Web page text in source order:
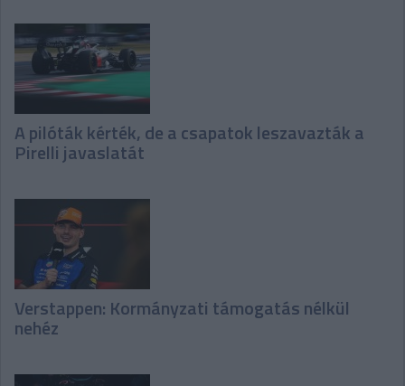
A pilóták kérték, de a csapatok leszavazták a
Pirelli javaslatát
Verstappen: Kormányzati támogatás nélkül
nehéz